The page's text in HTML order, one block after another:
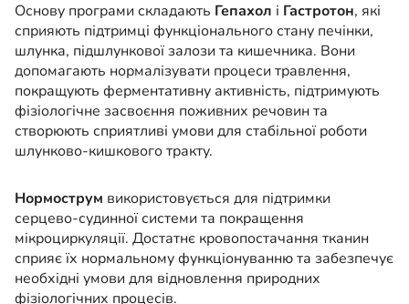
Основу програми складають Гепахол і Гастротон, які
сприяють підтримці функціонального стану печінки,
шлунка, підшлункової залози та кишечника. Вони
допомагають нормалізувати процеси травлення,
покращують ферментативну активність, підтримують
фізіологічне засвоєння поживних речовин та
створюють сприятливі умови для стабільної роботи
шлунково-кишкового тракту.
Нормострум використовується для підтримки
серцево-судинної системи та покращення
мікроциркуляції. Достатнє кровопостачання тканин
сприяє їх нормальному функціонуванню та забезпечує
необхідні умови для відновлення природних
фізіологічних процесів.